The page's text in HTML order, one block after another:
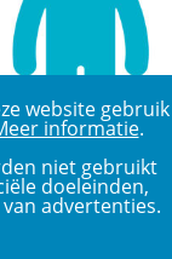
website gebruik
informatie.
niet gebruikt
doeleinden,
advertenties.